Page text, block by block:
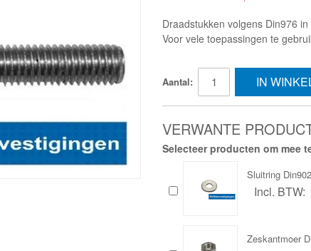
Draadstukken volgens Din976
Voor vele toepassingen te
Aantal: IN
VERWANTE
Selecteer producten om mee
Sluitring
Incl. BTW:
Zeskantmoer